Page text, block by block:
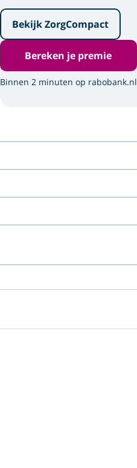
Bekijk ZorgCompact
Bereken je premie
Binnen 2 minuten op rabobank.nl